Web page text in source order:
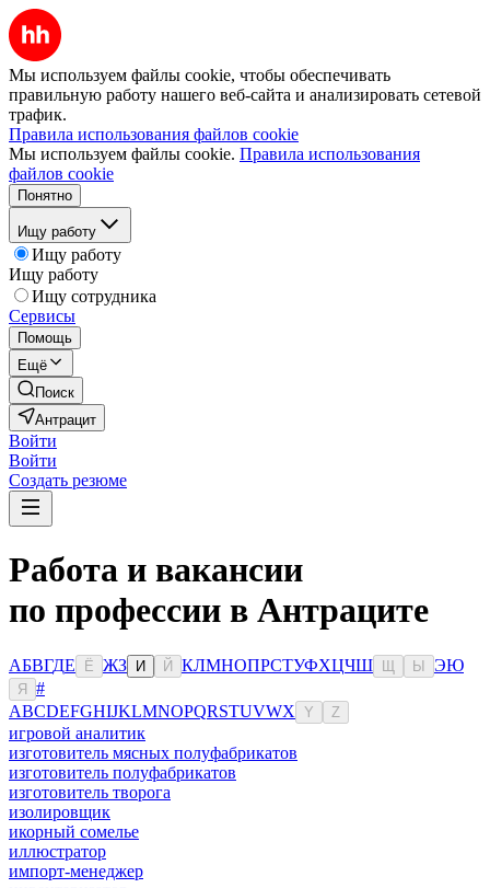
Мы используем файлы cookie, чтобы обеспечивать
правильную работу нашего веб-сайта и анализировать сетевой
трафик.
Правила использования файлов cookie
Мы используем файлы cookie. Правила использования
файлов cookie
Понятно
Ищу работу
Ищу работу
Ищу работу
Ищу сотрудника
Сервисы
Помощь
Ещё
Поиск
Антрацит
Войти
Войти
Создать резюме
Работа и вакансии
по профессии в Антраците
АБВГДЕ Ё ЖЗ И Й КЛМНОПРСТУФХЦЧШ Ы ЭЮ
Я
#
ABCDEFGHIJKLMNOPQRSTUVWX Y Z
игровой аналитик
изготовитель мясных полуфабрикатов
изготовитель полуфабрикатов
изготовитель творога
изолировщик
икорный сомелье
иллюстратор
импорт-менеджер